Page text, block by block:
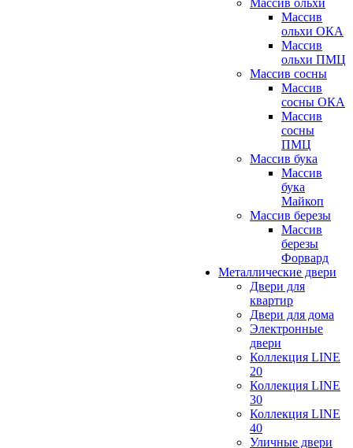
Массив ольхи
Массив
ольхи ОКА
Массив
ольхи ПМЦ
Массив сосны
Массив
сосны ОКА
Массив
сосны
ПМЦ
Массив бука
Массив
бука
Майкоп
Массив березы
Массив
березы
Форвард
Металлические двери
Двери для
квартир
Двери для дома
Электронные
двери
Коллекция LINE
20
Коллекция LINE
30
Коллекция LINE
40
Уличные двери